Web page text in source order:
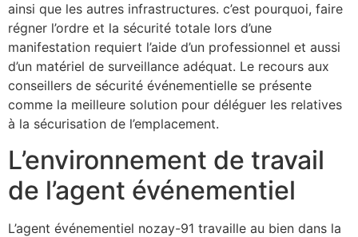
ainsi que les autres infrastructures. c’est pourquoi, faire
régner l’ordre et la sécurité totale lors d’une
manifestation requiert l’aide d’un professionnel et aussi
d’un matériel de surveillance adéquat. Le recours aux
conseillers de sécurité événementielle se présente
comme la meilleure solution pour déléguer les relatives
à la sécurisation de l’emplacement.
L’environnement de travail
de l’agent événementiel
L’agent événementiel nozay-91 travaille au bien dans la